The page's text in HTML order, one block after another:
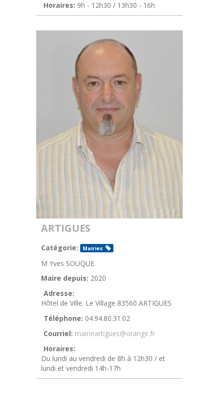
Horaires: 9h - 12h30 / 13h30 - 16h
ARTIGUES
Catégorie: Mairies
M Yves SOUQUE
Maire depuis: 2020
Adresse:
Hôtel de Ville. Le Village 83560 ARTIGUES
Téléphone: 04.94.80.31.02
Courriel: mairieartigues@orange.fr
Horaires:
Du lundi au vendredi de 8h à 12h30 / et
lundi et vendredi 14h-17h